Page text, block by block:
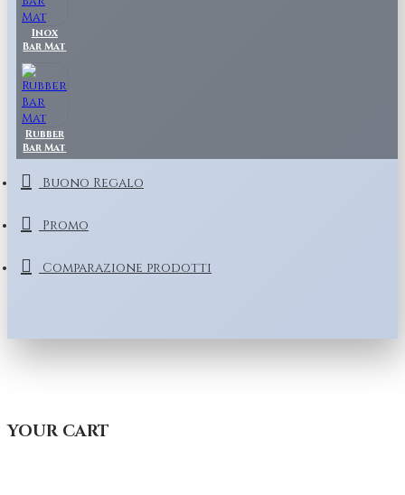
Inox
Bar Mat
Rubber
Bar Mat
Buono Regalo
Promo
Comparazione prodotti
YOUR CART